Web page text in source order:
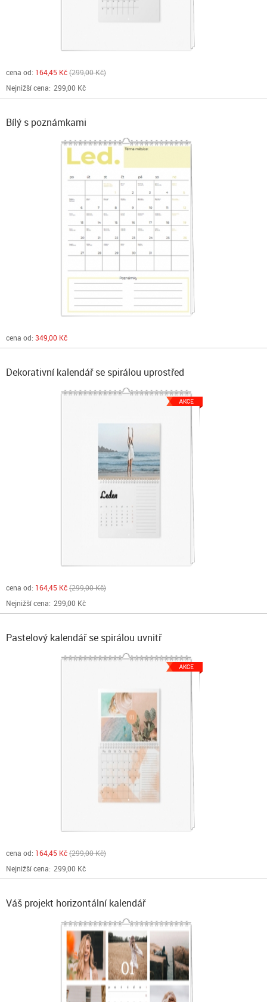
cena od: 164,45 Kč 299,00 Kč
Nejnižší cena: 299,00 Kč
Bílý s poznámkami
cena od: 349,00 Kč
Dekorativní kalendář se spirálou uprostřed
cena od: 164,45 Kč 299,00 Kč
Nejnižší cena: 299,00 Kč
Pastelový kalendář se spirálou uvnitř
cena od: 164,45 Kč 299,00 Kč
Nejnižší cena: 299,00 Kč
Váš projekt horizontální kalendář